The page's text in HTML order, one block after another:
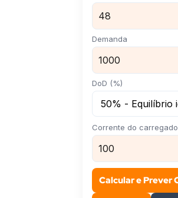
Demanda
DoD (%)
Corrente do
Calcular e Prever